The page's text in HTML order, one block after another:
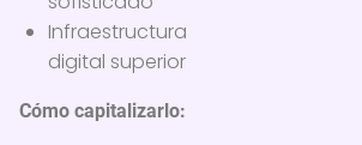
Infraestructura
digital superior
Cómo capitalizarlo: